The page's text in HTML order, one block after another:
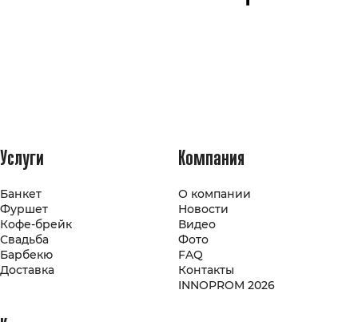
Услуги
Банкет
Фуршет
Кофе-брейк
Свадьба
Барбекю
Доставка
Компания
О компании
Новости
Видео
Фото
FAQ
Контакты
INNOPROM 2026